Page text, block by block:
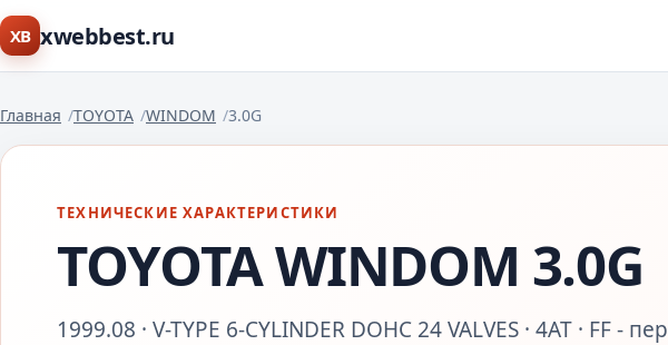
XB xwebbest.ru
Главная TOYOTA WINDOM 3.0G
ТЕХНИЧЕСКИЕ ХАРАКТЕРИСТИКИ
TOYOTA WINDOM 3.0G
1999.08 · V-TYPE 6-CYLINDER DOHC 24 VALVES · 4AT · FF -